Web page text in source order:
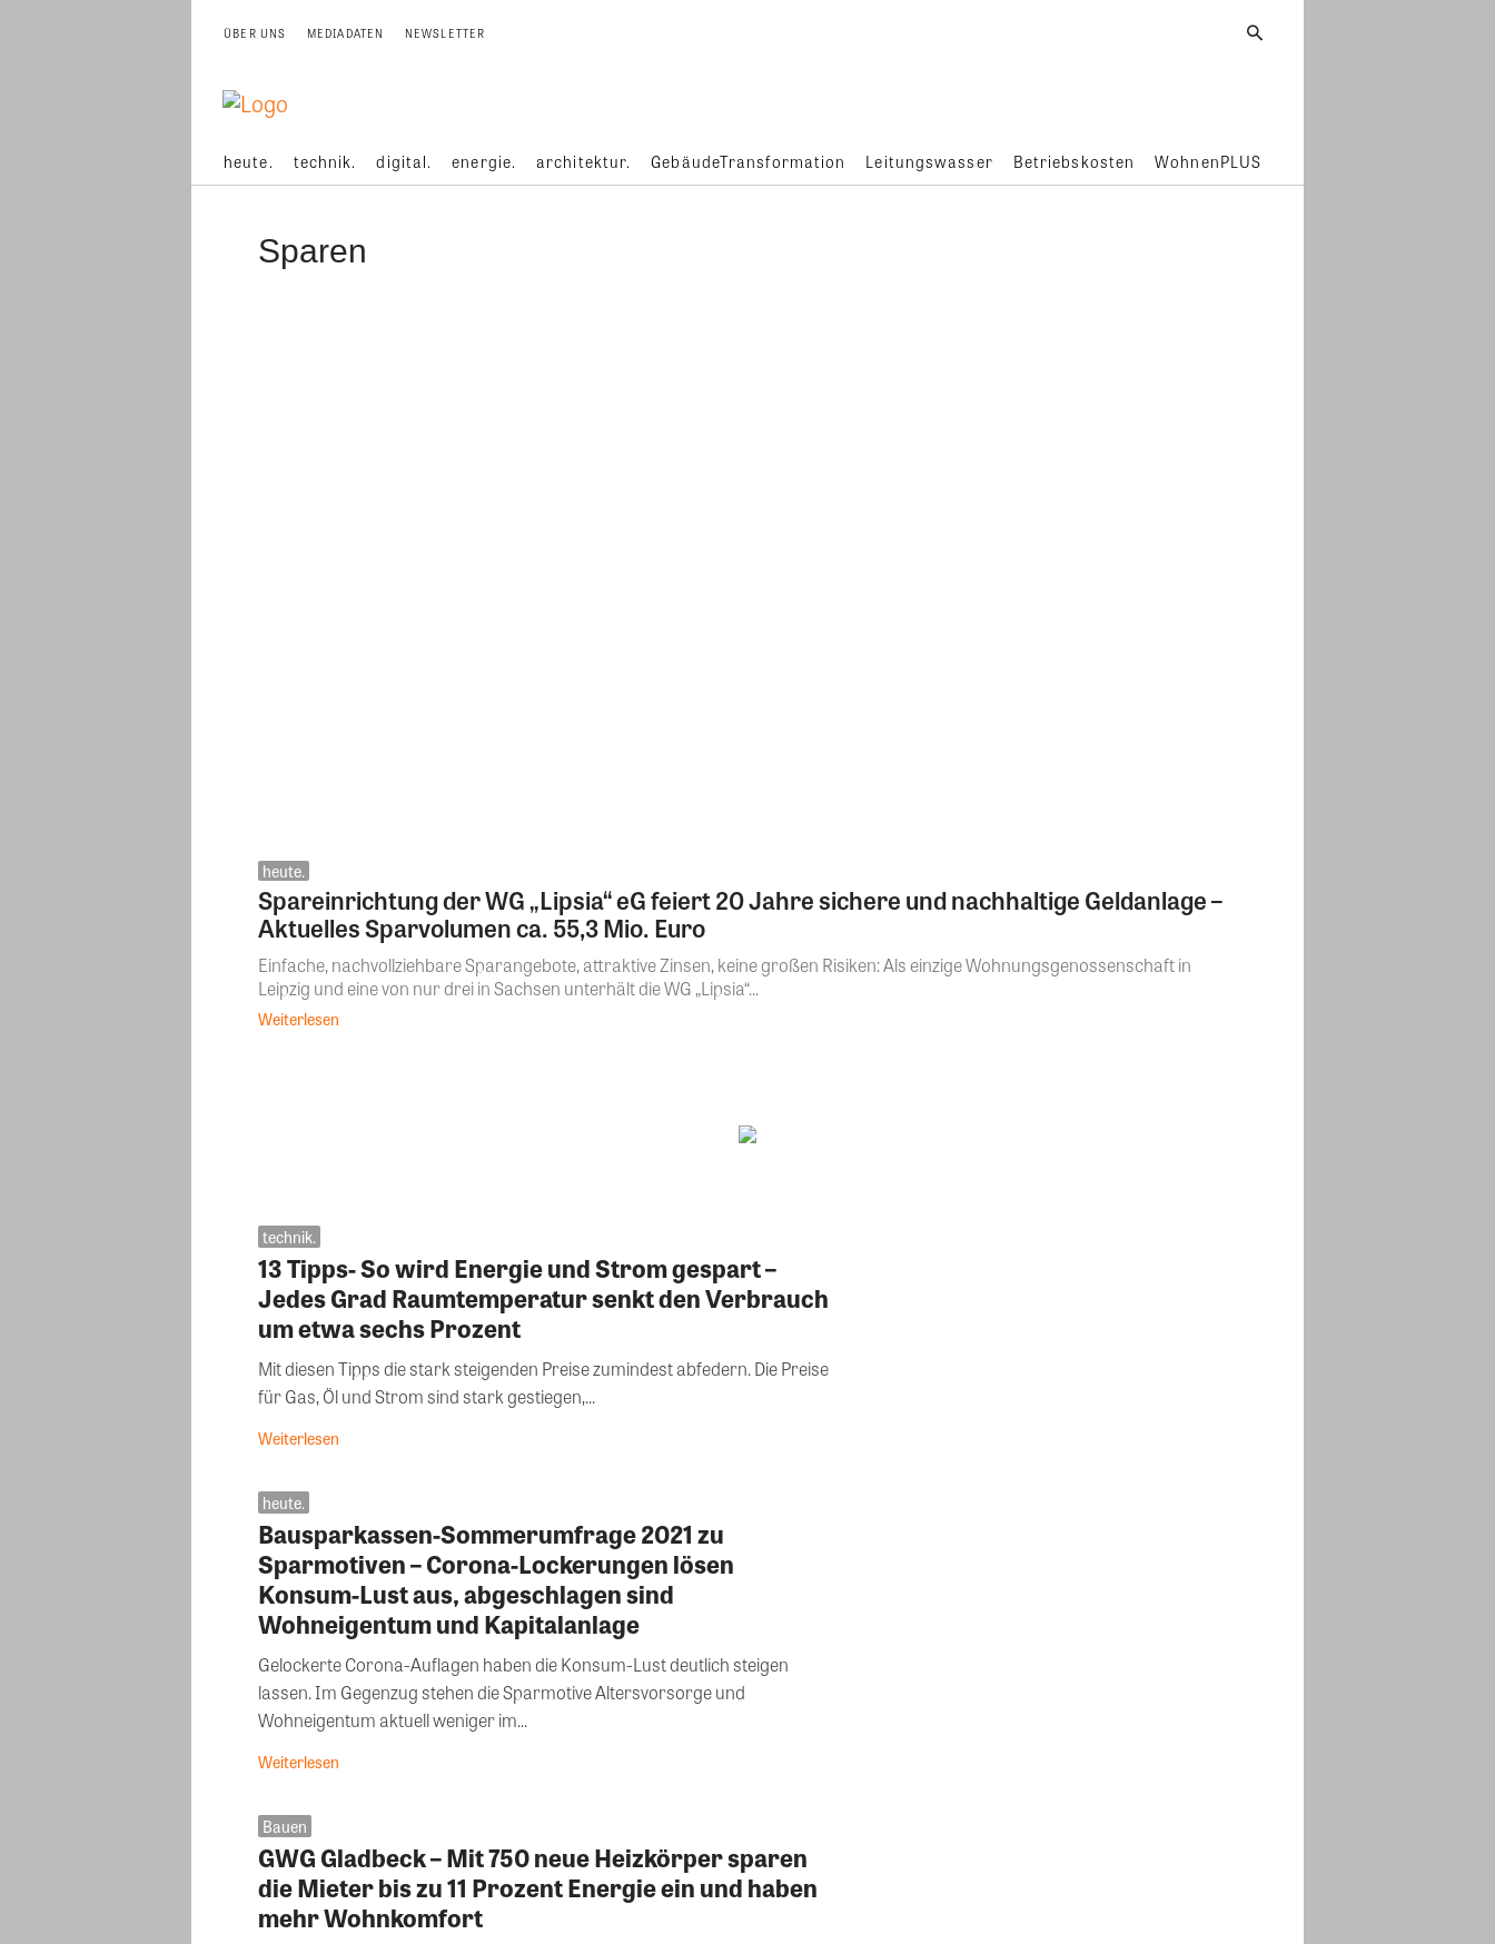
ÜBER UNS MEDIADATEN NEWSLETTER
heute. technik. digital. energie. architektur. GebäudeTransformation Leitungswasser Betriebskosten WohnenPLUS
Sparen
heute.
Spareinrichtung der WG „Lipsia“ eG feiert 20 Jahre sichere und nachhaltige Geldanlage –
Aktuelles Sparvolumen ca. 55,3 Mio. Euro
Einfache, nachvollziehbare Sparangebote, attraktive Zinsen, keine großen Risiken: Als einzige Wohnungsgenossenschaft in
Leipzig und eine von nur drei in Sachsen unterhält die WG „Lipsia“...
Weiterlesen
technik.
13 Tipps- So wird Energie und Strom gespart –
Jedes Grad Raumtemperatur senkt den Verbrauch
um etwa sechs Prozent
Mit diesen Tipps die stark steigenden Preise zumindest abfedern. Die Preise
für Gas, Öl und Strom sind stark gestiegen,...
Weiterlesen
heute.
Bausparkassen-Sommerumfrage 2021 zu
Sparmotiven – Corona-Lockerungen lösen
Konsum-Lust aus, abgeschlagen sind
Wohneigentum und Kapitalanlage
Gelockerte Corona-Auflagen haben die Konsum-Lust deutlich steigen
lassen. Im Gegenzug stehen die Sparmotive Altersvorsorge und
Wohneigentum aktuell weniger im...
Weiterlesen
Bauen
GWG Gladbeck – Mit 750 neue Heizkörper sparen
die Mieter bis zu 11 Prozent Energie ein und haben
mehr Wohnkomfort